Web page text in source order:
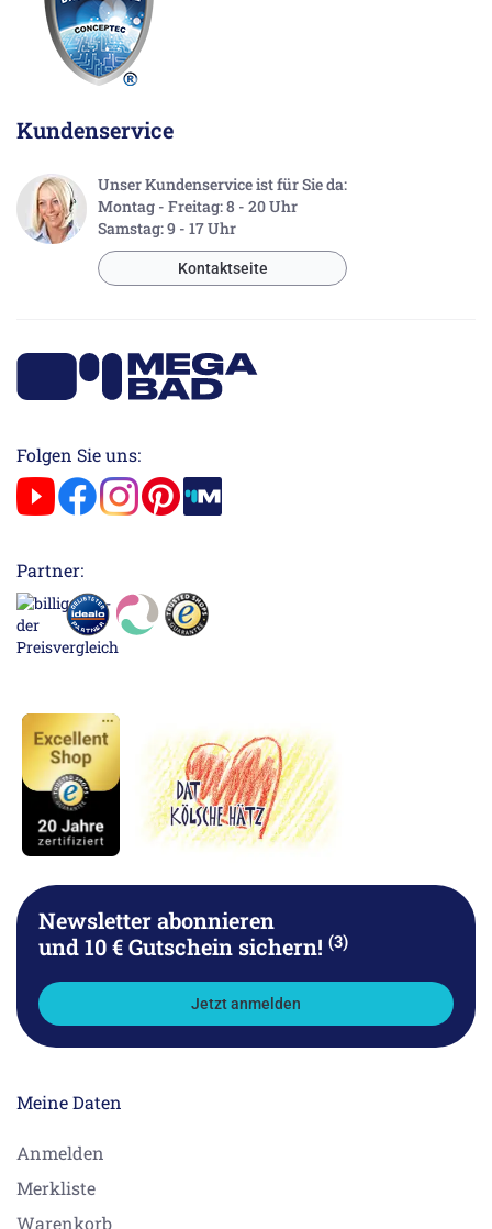
Kundenservice
Unser Kundenservice ist für Sie da:
Montag - Freitag: 8 - 20 Uhr
Samstag: 9 - 17 Uhr
Kontaktseite
Folgen Sie uns:
Partner:
Newsletter abonnieren
und 10 € Gutschein sichern! (3)
Jetzt anmelden
Meine Daten
Anmelden
Merkliste
Warenkorb